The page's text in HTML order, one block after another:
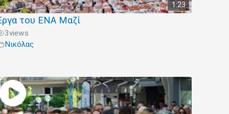
1:23
του ΕΝΑ Μαζί
3views
Νικόλας